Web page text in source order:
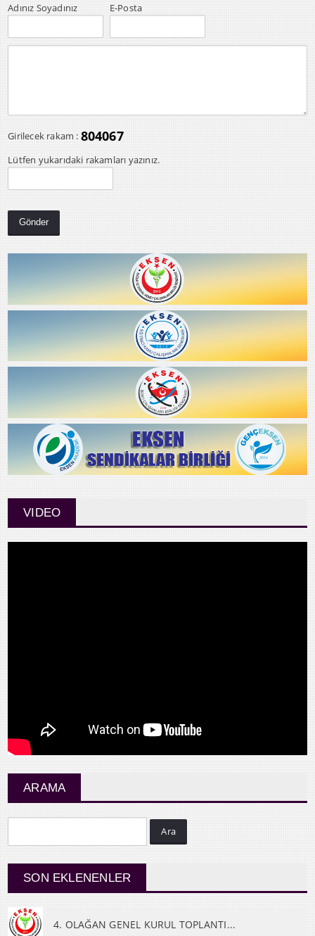
Adınız Soyadınız E-Posta
Girilecek rakam : 804067
Lütfen yukarıdaki rakamları yazınız.
VIDEO
ARAMA
Ara
SON EKLENENLER
4. OLAĞAN GENEL KURUL TOPLANTI...